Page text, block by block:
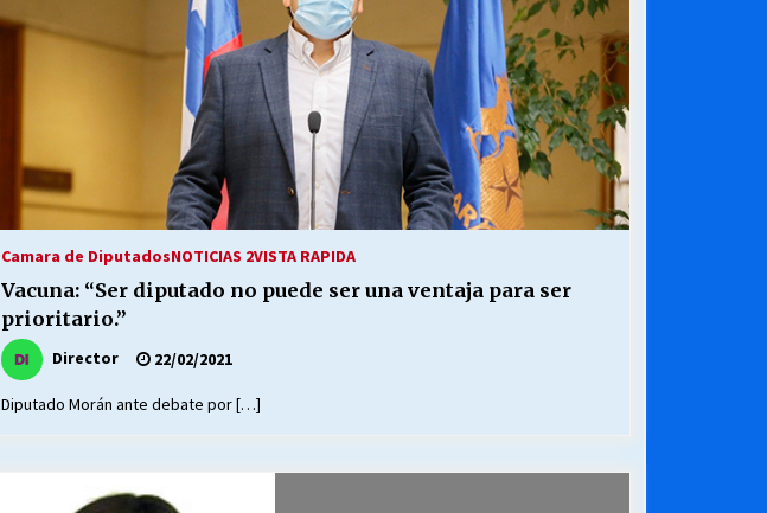
Camara de DiputadosNOTICIAS 2VISTA RAPIDA
Vacuna: “Ser diputado no puede ser una ventaja para ser
prioritario.”
Director 22/02/2021
Diputado Morán ante debate por […]